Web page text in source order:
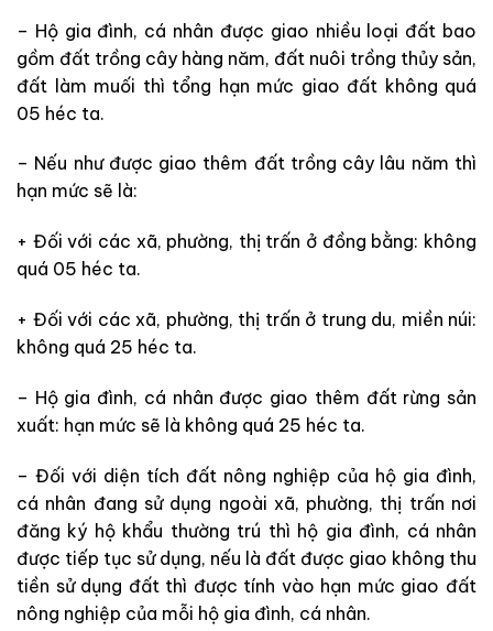
– Hộ gia đình, cá nhân được giao nhiều loại đất bao
gồm đất trồng cây hàng năm, đất nuôi trồng thủy sản,
đất làm muối thì tổng hạn mức giao đất không quá
05 héc ta.
– Nếu như được giao thêm đất trồng cây lâu năm thì
hạn mức sẽ là:
+ Đối với các xã, phường, thị trấn ở đồng bằng: không
quá 05 héc ta.
+ Đối với các xã, phường, thị trấn ở trung du, miền núi:
không quá 25 héc ta.
– Hộ gia đình, cá nhân được giao thêm đất rừng sản
xuất: hạn mức sẽ là không quá 25 héc ta.
– Đối với diện tích đất nông nghiệp của hộ gia đình,
cá nhân đang sử dụng ngoài xã, phường, thị trấn nơi
đăng ký hộ khẩu thường trú thì hộ gia đình, cá nhân
được tiếp tục sử dụng, nếu là đất được giao không thu
tiền sử dụng đất thì được tính vào hạn mức giao đất
nông nghiệp của mỗi hộ gia đình, cá nhân.